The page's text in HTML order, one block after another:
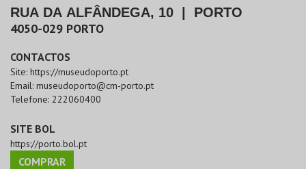
RUA DA ALFÂNDEGA, 10 PORTO
4050-029 PORTO
CONTACTOS
Site: https://museudoporto.pt
Email: museudoporto@cm-porto.pt
Telefone: 222060400
SITE BOL
https://porto.bol.pt
COMPRAR